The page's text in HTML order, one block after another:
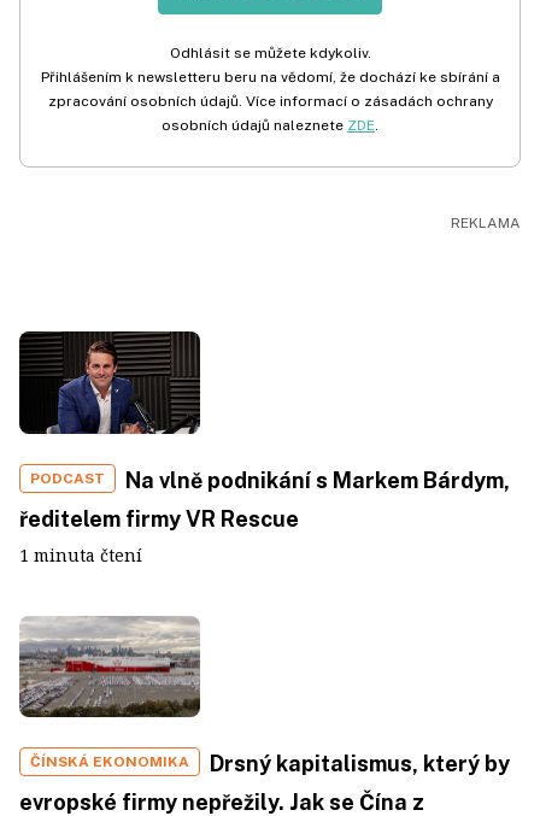
Odhlásit se můžete kdykoliv.
Přihlášením k newsletteru beru na vědomí, že dochází ke sbírání a
zpracování osobních údajů. Více informací o zásadách ochrany
osobních údajů naleznete ZDE.
PODCAST
Na vlně podnikání s Markem Bárdym,
ředitelem firmy VR Rescue
1 minuta čtení
ČÍNSKÁ EKONOMIKA
Drsný kapitalismus, který by
evropské firmy nepřežily. Jak se Čína z